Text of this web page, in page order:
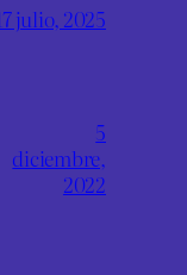
julio, 2025
5
diciembre,
2022